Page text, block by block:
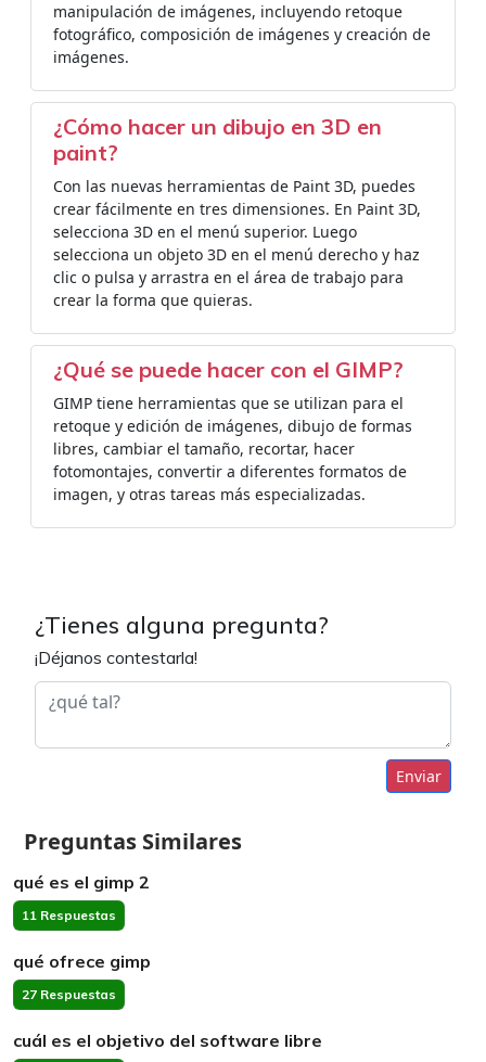
manipulación de imágenes, incluyendo retoque
fotográfico, composición de imágenes y creación de
imágenes.
¿Cómo hacer un dibujo en 3D en
paint?
Con las nuevas herramientas de Paint 3D, puedes
crear fácilmente en tres dimensiones. En Paint 3D,
selecciona 3D en el menú superior. Luego
selecciona un objeto 3D en el menú derecho y haz
clic o pulsa y arrastra en el área de trabajo para
crear la forma que quieras.
¿Qué se puede hacer con el GIMP?
GIMP tiene herramientas que se utilizan para el
retoque y edición de imágenes, dibujo de formas
libres, cambiar el tamaño, recortar, hacer
fotomontajes, convertir a diferentes formatos de
imagen, y otras tareas más especializadas.
¿Tienes alguna pregunta?
¡Déjanos contestarla!
Enviar
Preguntas Similares
qué es el gimp 2
11 Respuestas
qué ofrece gimp
27 Respuestas
cuál es el objetivo del software libre